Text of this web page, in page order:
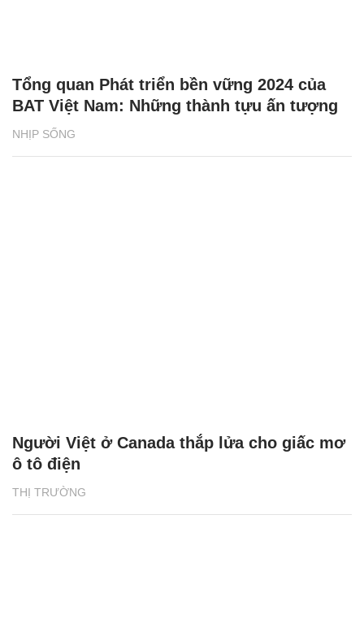
NHỊP SỐNG
Tổng quan Phát triển bền vững 2024 của
BAT Việt Nam: Những thành tựu ấn tượng
THỊ TRƯỜNG
Người Việt ở Canada thắp lửa cho giấc mơ
ô tô điện